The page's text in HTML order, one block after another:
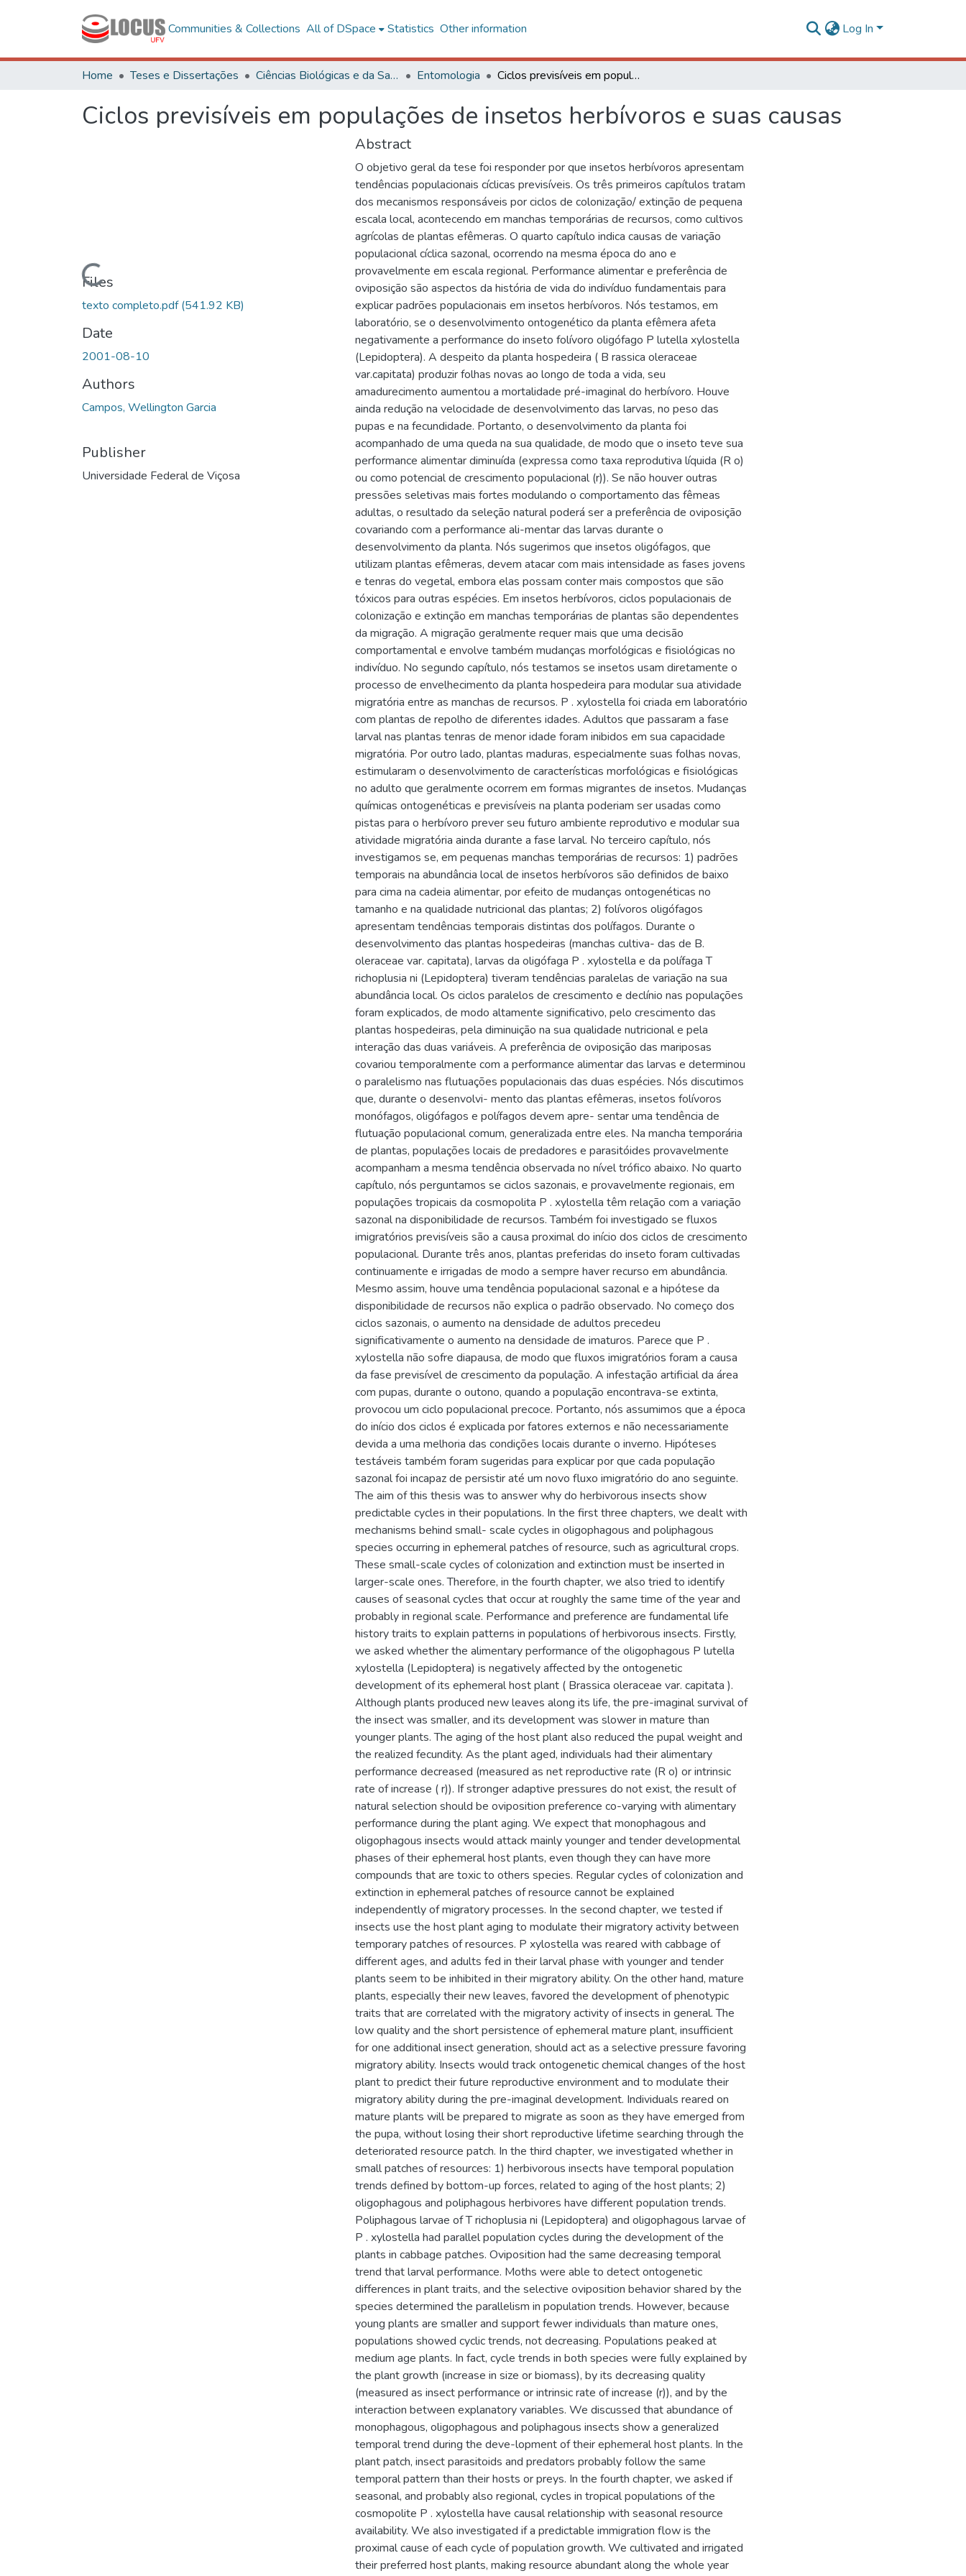
Communities & Collections All of DSpace Statistics Other information Log In
Home Teses e Dissertações Ciências Biológicas e da Saúde Entomologia Ciclos previsíveis em populações de insetos herbívoros e suas causas
Ciclos previsíveis em populações de insetos herbívoros e suas causas
Loading...
Files
texto completo.pdf(541.92 KB)
Date
2001-08-10
Authors
Campos, Wellington Garcia
Publisher
Universidade Federal de Viçosa
Abstract
O objetivo geral da tese foi responder por que insetos herbívoros apresentam
tendências populacionais cíclicas previsíveis. Os três primeiros capítulos tratam
dos mecanismos responsáveis por ciclos de colonização/ extinção de pequena
escala local, acontecendo em manchas temporárias de recursos, como cultivos
agrícolas de plantas efêmeras. O quarto capítulo indica causas de variação
populacional cíclica sazonal, ocorrendo na mesma época do ano e
provavelmente em escala regional. Performance alimentar e preferência de
oviposição são aspectos da história de vida do indivíduo fundamentais para
explicar padrões populacionais em insetos herbívoros. Nós testamos, em
laboratório, se o desenvolvimento ontogenético da planta efêmera afeta
negativamente a performance do inseto folívoro oligófago P lutella xylostella
(Lepidoptera). A despeito da planta hospedeira ( B rassica oleraceae
var.capitata) produzir folhas novas ao longo de toda a vida, seu
amadurecimento aumentou a mortalidade pré-imaginal do herbívoro. Houve
ainda redução na velocidade de desenvolvimento das larvas, no peso das
pupas e na fecundidade. Portanto, o desenvolvimento da planta foi
acompanhado de uma queda na sua qualidade, de modo que o inseto teve sua
performance alimentar diminuída (expressa como taxa reprodutiva líquida (R o)
ou como potencial de crescimento populacional (r)). Se não houver outras
pressões seletivas mais fortes modulando o comportamento das fêmeas
adultas, o resultado da seleção natural poderá ser a preferência de oviposição
covariando com a performance ali-mentar das larvas durante o
desenvolvimento da planta. Nós sugerimos que insetos oligófagos, que
utilizam plantas efêmeras, devem atacar com mais intensidade as fases jovens
e tenras do vegetal, embora elas possam conter mais compostos que são
tóxicos para outras espécies. Em insetos herbívoros, ciclos populacionais de
colonização e extinção em manchas temporárias de plantas são dependentes
da migração. A migração geralmente requer mais que uma decisão
comportamental e envolve também mudanças morfológicas e fisiológicas no
indivíduo. No segundo capítulo, nós testamos se insetos usam diretamente o
processo de envelhecimento da planta hospedeira para modular sua atividade
migratória entre as manchas de recursos. P . xylostella foi criada em laboratório
com plantas de repolho de diferentes idades. Adultos que passaram a fase
larval nas plantas tenras de menor idade foram inibidos em sua capacidade
migratória. Por outro lado, plantas maduras, especialmente suas folhas novas,
estimularam o desenvolvimento de características morfológicas e fisiológicas
no adulto que geralmente ocorrem em formas migrantes de insetos. Mudanças
químicas ontogenéticas e previsíveis na planta poderiam ser usadas como
pistas para o herbívoro prever seu futuro ambiente reprodutivo e modular sua
atividade migratória ainda durante a fase larval. No terceiro capítulo, nós
investigamos se, em pequenas manchas temporárias de recursos: 1) padrões
temporais na abundância local de insetos herbívoros são definidos de baixo
para cima na cadeia alimentar, por efeito de mudanças ontogenéticas no
tamanho e na qualidade nutricional das plantas; 2) folívoros oligófagos
apresentam tendências temporais distintas dos polífagos. Durante o
desenvolvimento das plantas hospedeiras (manchas cultiva- das de B.
oleraceae var. capitata), larvas da oligófaga P . xylostella e da polífaga T
richoplusia ni (Lepidoptera) tiveram tendências paralelas de variação na sua
abundância local. Os ciclos paralelos de crescimento e declínio nas populações
foram explicados, de modo altamente significativo, pelo crescimento das
plantas hospedeiras, pela diminuição na sua qualidade nutricional e pela
interação das duas variáveis. A preferência de oviposição das mariposas
covariou temporalmente com a performance alimentar das larvas e determinou
o paralelismo nas flutuações populacionais das duas espécies. Nós discutimos
que, durante o desenvolvi- mento das plantas efêmeras, insetos folívoros
monófagos, oligófagos e polífagos devem apre- sentar uma tendência de
flutuação populacional comum, generalizada entre eles. Na mancha temporária
de plantas, populações locais de predadores e parasitóides provavelmente
acompanham a mesma tendência observada no nível trófico abaixo. No quarto
capítulo, nós perguntamos se ciclos sazonais, e provavelmente regionais, em
populações tropicais da cosmopolita P . xylostella têm relação com a variação
sazonal na disponibilidade de recursos. Também foi investigado se fluxos
imigratórios previsíveis são a causa proximal do início dos ciclos de crescimento
populacional. Durante três anos, plantas preferidas do inseto foram cultivadas
continuamente e irrigadas de modo a sempre haver recurso em abundância.
Mesmo assim, houve uma tendência populacional sazonal e a hipótese da
disponibilidade de recursos não explica o padrão observado. No começo dos
ciclos sazonais, o aumento na densidade de adultos precedeu
significativamente o aumento na densidade de imaturos. Parece que P .
xylostella não sofre diapausa, de modo que fluxos imigratórios foram a causa
da fase previsível de crescimento da população. A infestação artificial da área
com pupas, durante o outono, quando a população encontrava-se extinta,
provocou um ciclo populacional precoce. Portanto, nós assumimos que a época
do início dos ciclos é explicada por fatores externos e não necessariamente
devida a uma melhoria das condições locais durante o inverno. Hipóteses
testáveis também foram sugeridas para explicar por que cada população
sazonal foi incapaz de persistir até um novo fluxo imigratório do ano seguinte.
The aim of this thesis was to answer why do herbivorous insects show
predictable cycles in their populations. In the first three chapters, we dealt with
mechanisms behind small- scale cycles in oligophagous and poliphagous
species occurring in ephemeral patches of resource, such as agricultural crops.
These small-scale cycles of colonization and extinction must be inserted in
larger-scale ones. Therefore, in the fourth chapter, we also tried to identify
causes of seasonal cycles that occur at roughly the same time of the year and
probably in regional scale. Performance and preference are fundamental life
history traits to explain patterns in populations of herbivorous insects. Firstly,
we asked whether the alimentary performance of the oligophagous P lutella
xylostella (Lepidoptera) is negatively affected by the ontogenetic
development of its ephemeral host plant ( Brassica oleraceae var. capitata ).
Although plants produced new leaves along its life, the pre-imaginal survival of
the insect was smaller, and its development was slower in mature than
younger plants. The aging of the host plant also reduced the pupal weight and
the realized fecundity. As the plant aged, individuals had their alimentary
performance decreased (measured as net reproductive rate (R o) or intrinsic
rate of increase ( r)). If stronger adaptive pressures do not exist, the result of
natural selection should be oviposition preference co-varying with alimentary
performance during the plant aging. We expect that monophagous and
oligophagous insects would attack mainly younger and tender developmental
phases of their ephemeral host plants, even though they can have more
compounds that are toxic to others species. Regular cycles of colonization and
extinction in ephemeral patches of resource cannot be explained
independently of migratory processes. In the second chapter, we tested if
insects use the host plant aging to modulate their migratory activity between
temporary patches of resources. P xylostella was reared with cabbage of
different ages, and adults fed in their larval phase with younger and tender
plants seem to be inhibited in their migratory ability. On the other hand, mature
plants, especially their new leaves, favored the development of phenotypic
traits that are correlated with the migratory activity of insects in general. The
low quality and the short persistence of ephemeral mature plant, insufficient
for one additional insect generation, should act as a selective pressure favoring
migratory ability. Insects would track ontogenetic chemical changes of the host
plant to predict their future reproductive environment and to modulate their
migratory ability during the pre-imaginal development. Individuals reared on
mature plants will be prepared to migrate as soon as they have emerged from
the pupa, without losing their short reproductive lifetime searching through the
deteriorated resource patch. In the third chapter, we investigated whether in
small patches of resources: 1) herbivorous insects have temporal population
trends defined by bottom-up forces, related to aging of the host plants; 2)
oligophagous and poliphagous herbivores have different population trends.
Poliphagous larvae of T richoplusia ni (Lepidoptera) and oligophagous larvae of
P . xylostella had parallel population cycles during the development of the
plants in cabbage patches. Oviposition had the same decreasing temporal
trend that larval performance. Moths were able to detect ontogenetic
differences in plant traits, and the selective oviposition behavior shared by the
species determined the parallelism in population trends. However, because
young plants are smaller and support fewer individuals than mature ones,
populations showed cyclic trends, not decreasing. Populations peaked at
medium age plants. In fact, cycle trends in both species were fully explained by
the plant growth (increase in size or biomass), by its decreasing quality
(measured as insect performance or intrinsic rate of increase (r)), and by the
interaction between explanatory variables. We discussed that abundance of
monophagous, oligophagous and poliphagous insects show a generalized
temporal trend during the deve-lopment of their ephemeral host plants. In the
plant patch, insect parasitoids and predators probably follow the same
temporal pattern than their hosts or preys. In the fourth chapter, we asked if
seasonal, and probably also regional, cycles in tropical populations of the
cosmopolite P . xylostella have causal relationship with seasonal resource
availability. We also investigated if a predictable immigration flow is the
proximal cause of each cycle of population growth. We cultivated and irrigated
their preferred host plants, making resource abundant along the whole year